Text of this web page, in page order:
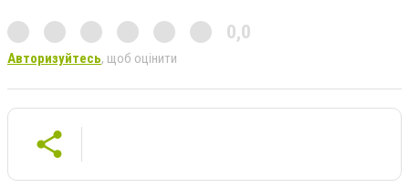
0,0
Авторизуйтесь, щоб оцінити